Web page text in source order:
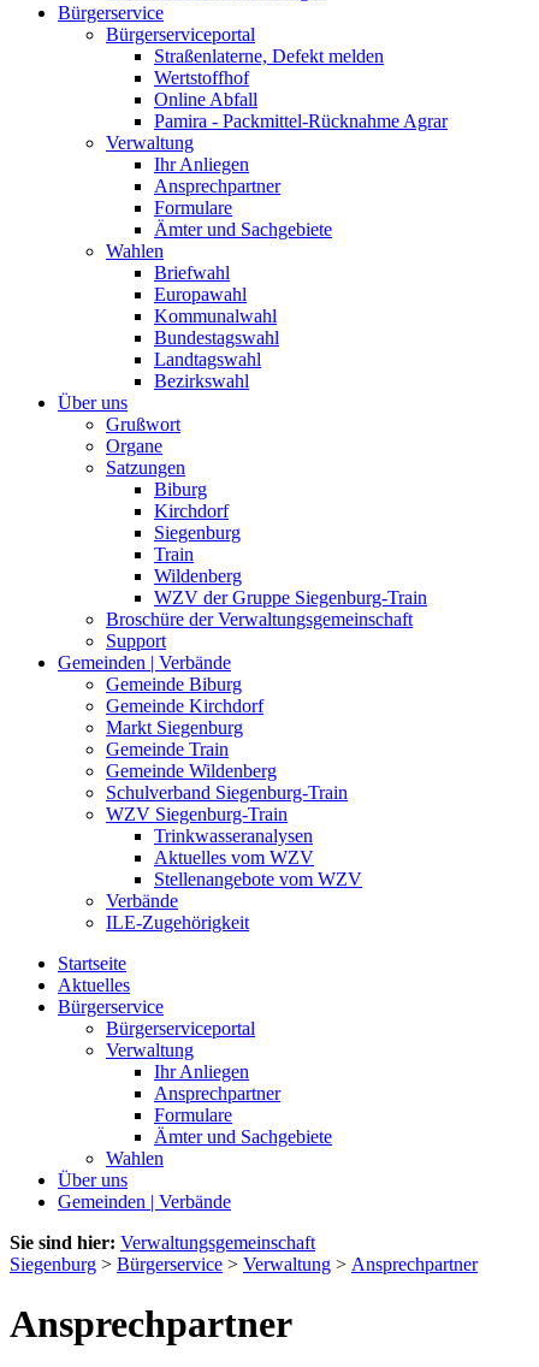
Bürgerservice
Bürgerserviceportal
Straßenlaterne, Defekt melden
Wertstoffhof
Online Abfall
Pamira - Packmittel-Rücknahme Agrar
Verwaltung
Ihr Anliegen
Ansprechpartner
Formulare
Ämter und Sachgebiete
Wahlen
Briefwahl
Europawahl
Kommunalwahl
Bundestagswahl
Landtagswahl
Bezirkswahl
Über uns
Grußwort
Organe
Satzungen
Biburg
Kirchdorf
Siegenburg
Train
Wildenberg
WZV der Gruppe Siegenburg-Train
Broschüre der Verwaltungsgemeinschaft
Support
Gemeinden | Verbände
Gemeinde Biburg
Gemeinde Kirchdorf
Markt Siegenburg
Gemeinde Train
Gemeinde Wildenberg
Schulverband Siegenburg-Train
WZV Siegenburg-Train
Trinkwasseranalysen
Aktuelles vom WZV
Stellenangebote vom WZV
Verbände
ILE-Zugehörigkeit
Startseite
Aktuelles
Bürgerservice
Bürgerserviceportal
Verwaltung
Ihr Anliegen
Ansprechpartner
Formulare
Ämter und Sachgebiete
Wahlen
Über uns
Gemeinden | Verbände
Sie sind hier: Verwaltungsgemeinschaft
Siegenburg > Bürgerservice > Verwaltung > Ansprechpartner
Ansprechpartner